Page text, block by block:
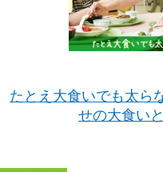
たとえ大食いでも太ら
せの大食い